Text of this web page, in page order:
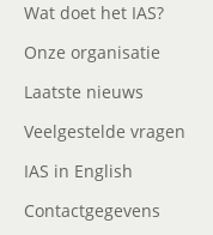
Wat doet het IAS?
Onze organisatie
Laatste nieuws
Veelgestelde vragen
IAS in English
Contactgegevens